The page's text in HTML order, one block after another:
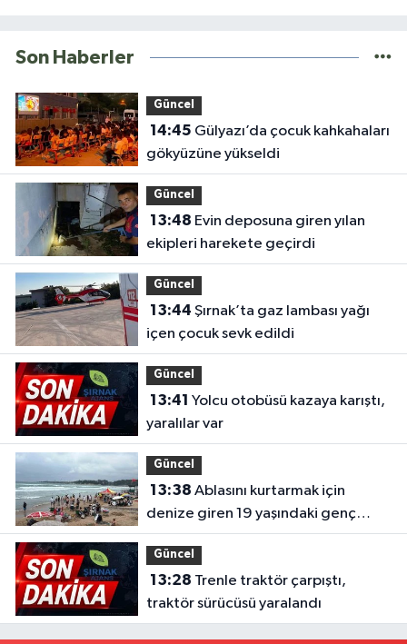
Son Haberler
Güncel
14:45
gökyüzüne yükseldi
Güncel
13:48
ekipleri harekete geçirdi
Güncel
13:44
içen çocuk sevk edildi
Güncel
13:41
yaralılar var
Güncel
13:38
denize giren 19 yaşındaki genç
hayatını kaybetti
Güncel
13:28
traktör sürücüsü yaralandı